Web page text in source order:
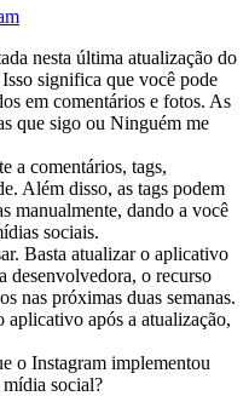
nesta última atualização do
significa que você pode
em comentários e fotos. As
que sigo ou Ninguém me
a comentários, tags,
Além disso, as tags podem
manualmente, dando a você
sociais.
Basta atualizar o aplicativo
desenvolvedora, o recurso
nas próximas duas semanas.
aplicativo após a atualização,
o Instagram implementou
social?